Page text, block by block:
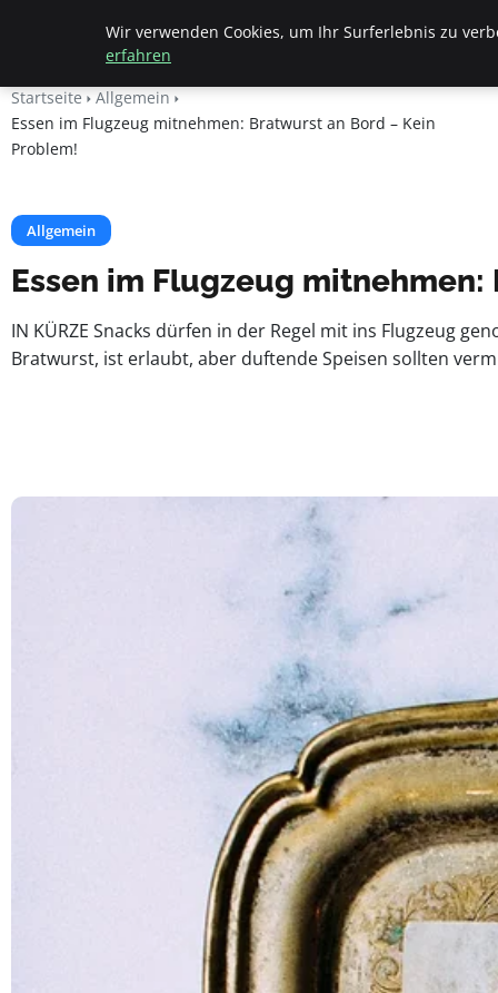
Beyond Surface
Startseite
Allgemein
Essen im Flugzeug mitnehmen: Bratwurst an Bord – Kein
Problem!
Allgemein
Essen im Flugzeug
IN KÜRZE Snacks dürfen in der Regel mit ins Flugzeug
Bratwurst, ist erlaubt, aber duftende Speisen sollten
Wir verwenden Cookies, um Ihr Surferlebnis zu
erfahren